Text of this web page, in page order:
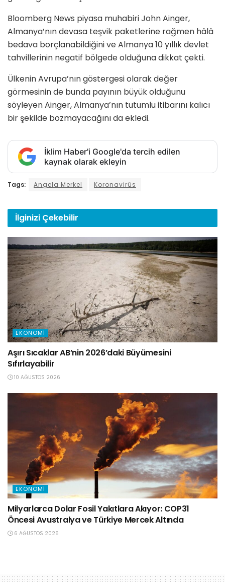
Bloomberg News piyasa muhabiri John Ainger,
Almanya’nın devasa teşvik paketlerine rağmen hâlâ
bedava borçlanabildiğini ve Almanya 10 yıllık devlet
tahvillerinin negatif bölgede olduğuna dikkat çekti.
Ülkenin Avrupa’nın göstergesi olarak değer
görmesinin de bunda payının büyük olduğunu
söyleyen Ainger, Almanya’nın tutumlu itibarını kalıcı
bir şekilde bozmayacağını da ekledi.
İklim Haber'i Google'da tercih edilen
kaynak olarak ekleyin
Tags: Angela Merkel Koronavirüs
İlginizi Çekebilir
EKONOMI
Aşırı Sıcaklar AB’nin 2026’daki Büyümesini
Sıfırlayabilir
10 AĞUSTOS 2026
EKONOMI
Milyarlarca Dolar Fosil Yakıtlara Akıyor: COP31
Öncesi Avustralya ve Türkiye Mercek Altında
6 AĞUSTOS 2026